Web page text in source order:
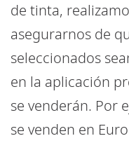
de tinta,
asegurarnos de
seleccionados
en la aplicación
se venderán. Por
se venden en